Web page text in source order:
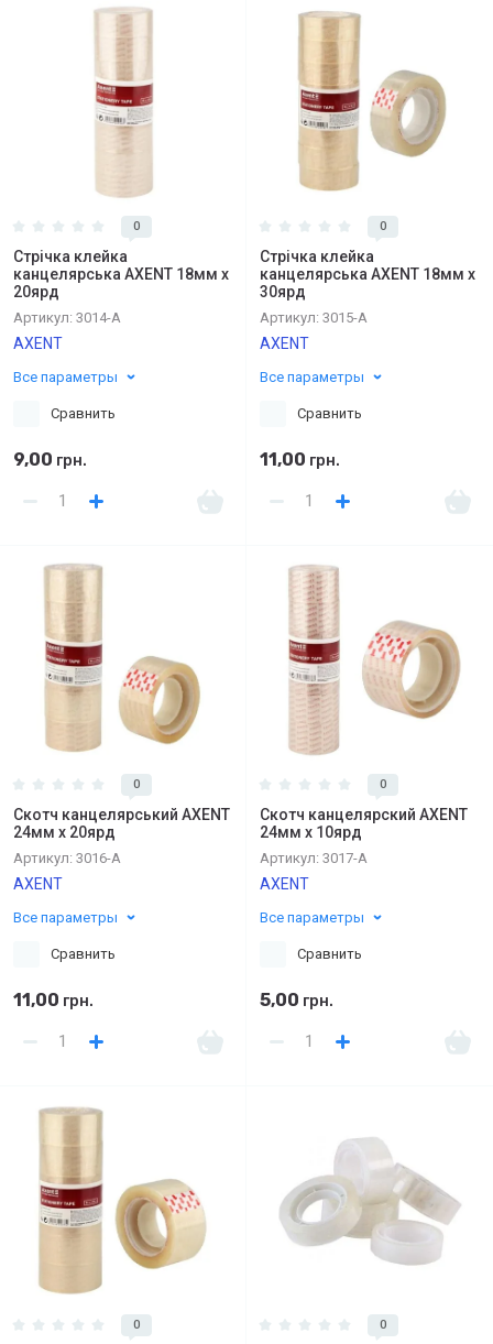
0
Стрічка клейка
канцелярська AXENT 18мм х
20ярд
Артикул: 3014-А
AXENT
Все параметры
Сравнить
9,00 грн.
0
Стрічка клейка
канцелярська AXENT 18мм х
30ярд
Артикул: 3015-А
AXENT
Все параметры
Сравнить
11,00 грн.
0
Скотч канцелярський AXENT
24мм х 20ярд
Артикул: 3016-А
AXENT
Все параметры
Сравнить
11,00 грн.
0
Скотч канцелярский AXENT
24мм х 10ярд
Артикул: 3017-А
AXENT
Все параметры
Сравнить
5,00 грн.
0 0